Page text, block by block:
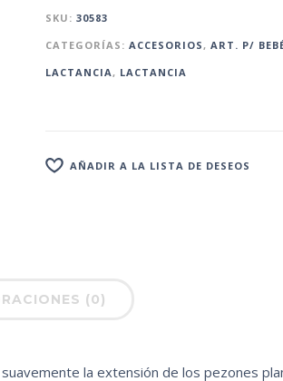
SKU: 30583
CATEGORÍAS: ACCESORIOS, ART. P/
LACTANCIA, LACTANCIA
AÑADIR A LA LISTA DE DESEOS
(0)
suavemente la extensión de los pezones